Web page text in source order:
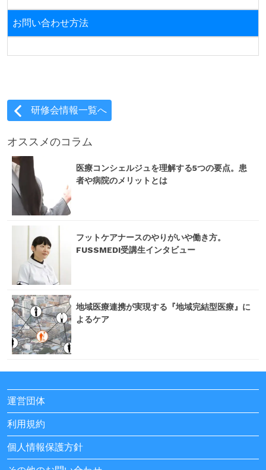
お問い合わせ方法
研修会情報一覧へ
オススメのコラム
医療コンシェルジュを理解する5つの要点。患
者や病院のメリットとは
フットケアナースのやりがいや働き方。
FUSSMEDI受講生インタビュー
地域医療連携が実現する『地域完結型医療』に
よるケア
運営団体
利用規約
個人情報保護方針